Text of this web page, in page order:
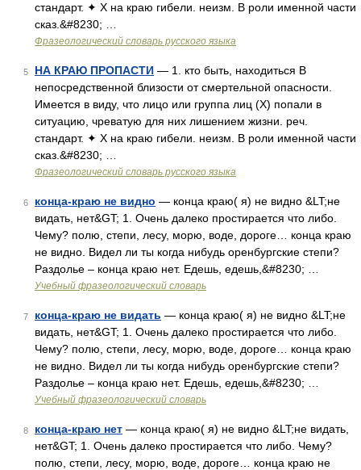
стандарт. ✦ Х на краю гибели. неизм. В роли именной части
сказ.&#8230; …
Фразеологический словарь русского языка
5 НА КРАЮ ПРОПАСТИ — 1. кто быть, находиться В
непосредственной близости от смертельной опасности.
Имеется в виду, что лицо или группа лиц (Х) попали в
ситуацию, чреватую для них лишением жизни. реч.
стандарт. ✦ Х на краю гибели. неизм. В роли именной части
сказ.&#8230; …
Фразеологический словарь русского языка
6 конца-краю не видно — конца краю( я) не видно &LT;не
видать, нет&GT; 1. Очень далеко простирается что либо.
Чему? полю, степи, лесу, морю, воде, дороге… конца краю
не видно. Видел ли ты когда нибудь оренбургские степи?
Раздолье – конца краю нет. Едешь, едешь,&#8230; …
Учебный фразеологический словарь
7 конца-краю не видать — конца краю( я) не видно &LT;не
видать, нет&GT; 1. Очень далеко простирается что либо.
Чему? полю, степи, лесу, морю, воде, дороге… конца краю
не видно. Видел ли ты когда нибудь оренбургские степи?
Раздолье – конца краю нет. Едешь, едешь,&#8230; …
Учебный фразеологический словарь
8 конца-краю нет — конца краю( я) не видно &LT;не видать,
нет&GT; 1. Очень далеко простирается что либо. Чему?
полю, степи, лесу, морю, воде, дороге… конца краю не